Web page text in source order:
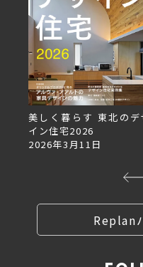
美しく暮らす 東北のデ
イン住宅2026
2026年3月11日
Replan